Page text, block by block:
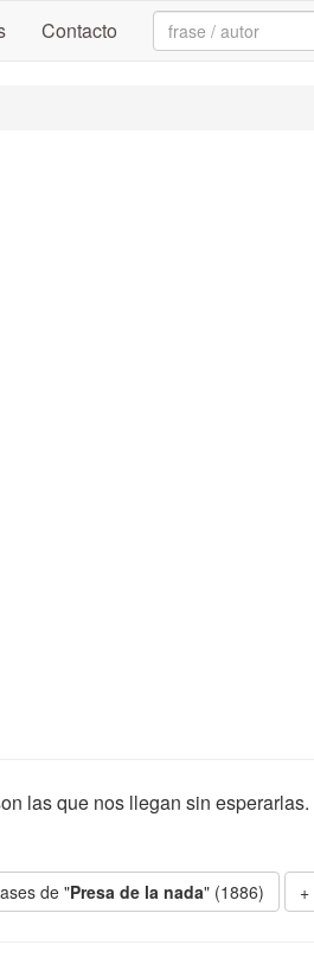
Contacto Search:
las que nos llegan sin esperarlas.
de "Presa de la nada" (1886)